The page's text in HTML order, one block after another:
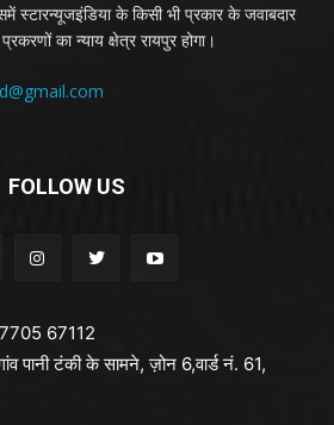
स्टारन्यूजइंडिया के किसी भी प्रकार के जवाबदार
का न्याय क्षेत्र रायपुर होगा।
FOLLOW US
67112
पानी टंकी के सामने, ज़ोन 6,वार्ड नं. 61,